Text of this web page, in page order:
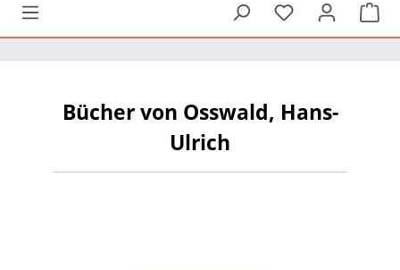
Du hast 0
Bücher von Osswald, Hans-
Ulrich